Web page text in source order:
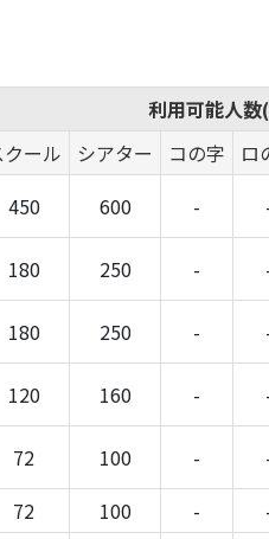
利用可能人数
クール
シアター コの字 ロ
450 600 -
180 250 -
180 250 -
120 160 -
72 100 -
72 100 -